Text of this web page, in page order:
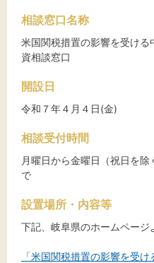
相談窓口名称
米国関税措置の影響を受け
資相談窓口
開設日
令和７年４月４日(金)
相談受付時間
月曜日から金曜日（祝日を
で
設置場所・内容等
下記、岐阜県のホームページ
「米国関税措置の影響を受